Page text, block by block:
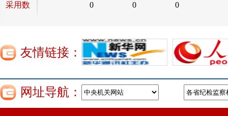
采用数 0 0 0
友情链接：
网址导航：